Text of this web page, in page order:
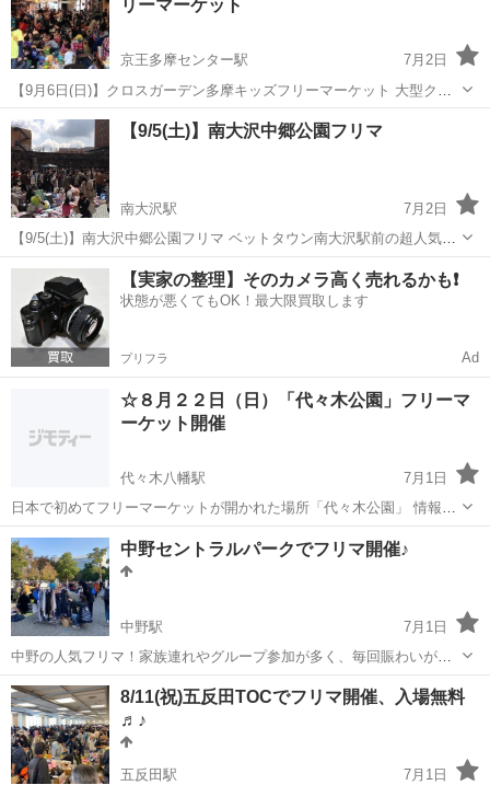
にてフリー... リーマーケット
京王多摩センター駅
7月2日
【9月6日(日)】クロスガーデン多摩キッズフリーマーケット 大型クレ
ーンゲーム「エブリデイ多摩ノ国」・トレファクなど複合施設の2階オ
ープンスペース(屋内)にて開催。 「親子で参加!キッズフリーマーケッ
ト♪」は高校...
東京 多摩市 京王多摩センター駅 フリーマーケット
キッズ
【9/5(土)】南大沢中郷公園フリマ
南大沢駅
7月2日
【9/5(土)】南大沢中郷公園フリマ ベットタウン南大沢駅前の超人気会
場・南大沢中郷公園でのフリマ。 八王子市内のみならず多摩界隈では
かなり知られた、とにかくすごい賑わいなフリマ会場です。フリマビ
ギナー出店もかな...
東京 八王子市 南大沢駅 フリーマーケット フリマ
【実家の整理】そのカメラ高く売れるかも❗️
状態が悪くてもOK！最大限買取します
プリフラ Ad
☆８月２２日（日）「代々木公園」フリーマ
ーケット開催
代々木八幡駅
7月1日
日本で初めてフリーマーケットが開かれた場所「代々木公園」 情報発
信の中心地「渋谷」にも近く若者が多く集まる場所 毎週のように多く
のイベントが開かれている代々木公園にて フリーマーケットを開催
今年最初で最後...
東京 渋谷区 代々木八幡駅 フリーマーケット 駐車場
中野セントラルパークでフリマ開催♪
中野駅
7月1日
中野の人気フリマ！家族連れやグループ参加が多く、毎回賑わいがあ
ります♪ 周辺にはお洒落なカフェやレストランが沢山ありお勧めのス
ポットです。 隣接の芝生広場も解放感があり、ピクニックがてらのお
東京 中野区 中野駅 フリーマーケット フリマ
8/11(祝)五反田TOCでフリマ開催、入場無料
♬♪
五反田駅
7月1日